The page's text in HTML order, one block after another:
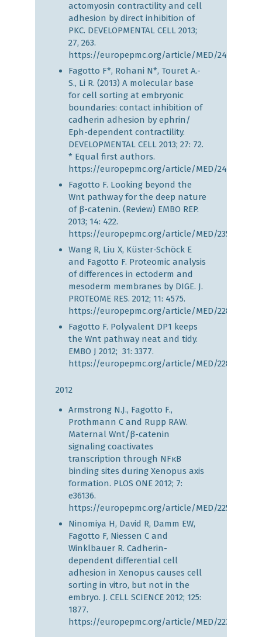
actomyosin contractility and cell
adhesion by direct inhibition of
PKC. DEVELOPMENTAL CELL 2013;
27, 263.
https://europepmc.org/article/MED/24183651
Fagotto F*, Rohani N*, Touret A.-
S., Li R. (2013) A molecular base
for cell sorting at embryonic
boundaries: contact inhibition of
cadherin adhesion by ephrin/
Eph-dependent contractility.
DEVELOPMENTAL CELL 2013; 27: 72.
* Equal first authors.
https://europepmc.org/article/MED/24094740
Fagotto F. Looking beyond the
Wnt pathway for the deep nature
of β-catenin. (Review) EMBO REP.
2013; 14: 422.
https://europepmc.org/article/MED/23598517
Wang R, Liu X, Küster-Schöck E
and Fagotto F. Proteomic analysis
of differences in ectoderm and
mesoderm membranes by DIGE. J.
PROTEOME RES. 2012; 11: 4575.
https://europepmc.org/article/MED/22852788
Fagotto F. Polyvalent DP1 keeps
the Wnt pathway neat and tidy.
EMBO J 2012; 31: 3377.
https://europepmc.org/article/MED/22842783
2012
Armstrong N.J., Fagotto F.,
Prothmann C and Rupp RAW.
Maternal Wnt/β-catenin
signaling coactivates
transcription through NFκB
binding sites during Xenopus axis
formation. PLOS ONE 2012; 7:
e36136.
https://europepmc.org/article/MED/22590521
Ninomiya H, David R, Damm EW,
Fagotto F, Niessen C and
Winklbauer R. Cadherin-
dependent differential cell
adhesion in Xenopus causes cell
sorting in vitro, but not in the
embryo. J. CELL SCIENCE 2012; 125:
1877.
https://europepmc.org/article/MED/22328523